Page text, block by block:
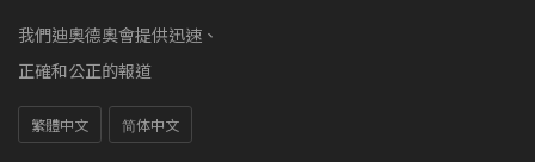
我們迪奧德奧會提供迅速、
正確和公正的報道
繁體中文 简体中文